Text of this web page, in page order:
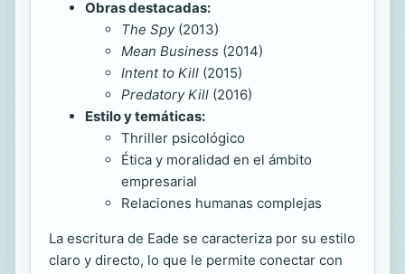
Obras destacadas:
The Spy(2013)
Mean Business (2014)
Intent to Kill (2015)
Predatory Kill (2016)
Estilo y temáticas:
Thriller psicológico
Ética y moralidad en el ámbito
empresarial
Relaciones humanas complejas
La escritura de Eade se caracteriza por su estilo
claro y directo, lo que le permite conectar con